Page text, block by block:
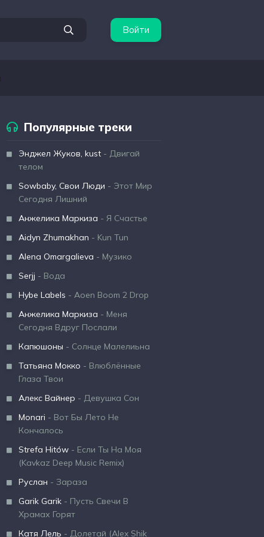
Войти
Популярные треки
Энджел Жуков, kust - Двигай
телом
Sowbaby, Свои Люди - Этот Мир
Сегодня Лишний
Анжелика Маркиза - Я Счастье
Aidyn Zhumakhan - Kun Tun
Alena Omargalieva - Музико
Serjj - Вода
Hybe Labels - Aoen Boom 2 Drop
Анжелика Маркиза - Меня
Сегодня Вдруг Послали
Капюшоны - Солнце Малелиьна
Татьяна Мокко - Влюблённые
Глаза Твои
Алекс Вайнер - Девушка Сон
Monari - Вот Бы Лето Не
Кончалось
Strefa Hitów - Если Ты На Моя
(Kavkaz Deep Music Remix)
Руслан - Зараза
Garik Garik - Пусть Свечи В
Храмах Горят
Катя Лель - Долетай (Alex Shik